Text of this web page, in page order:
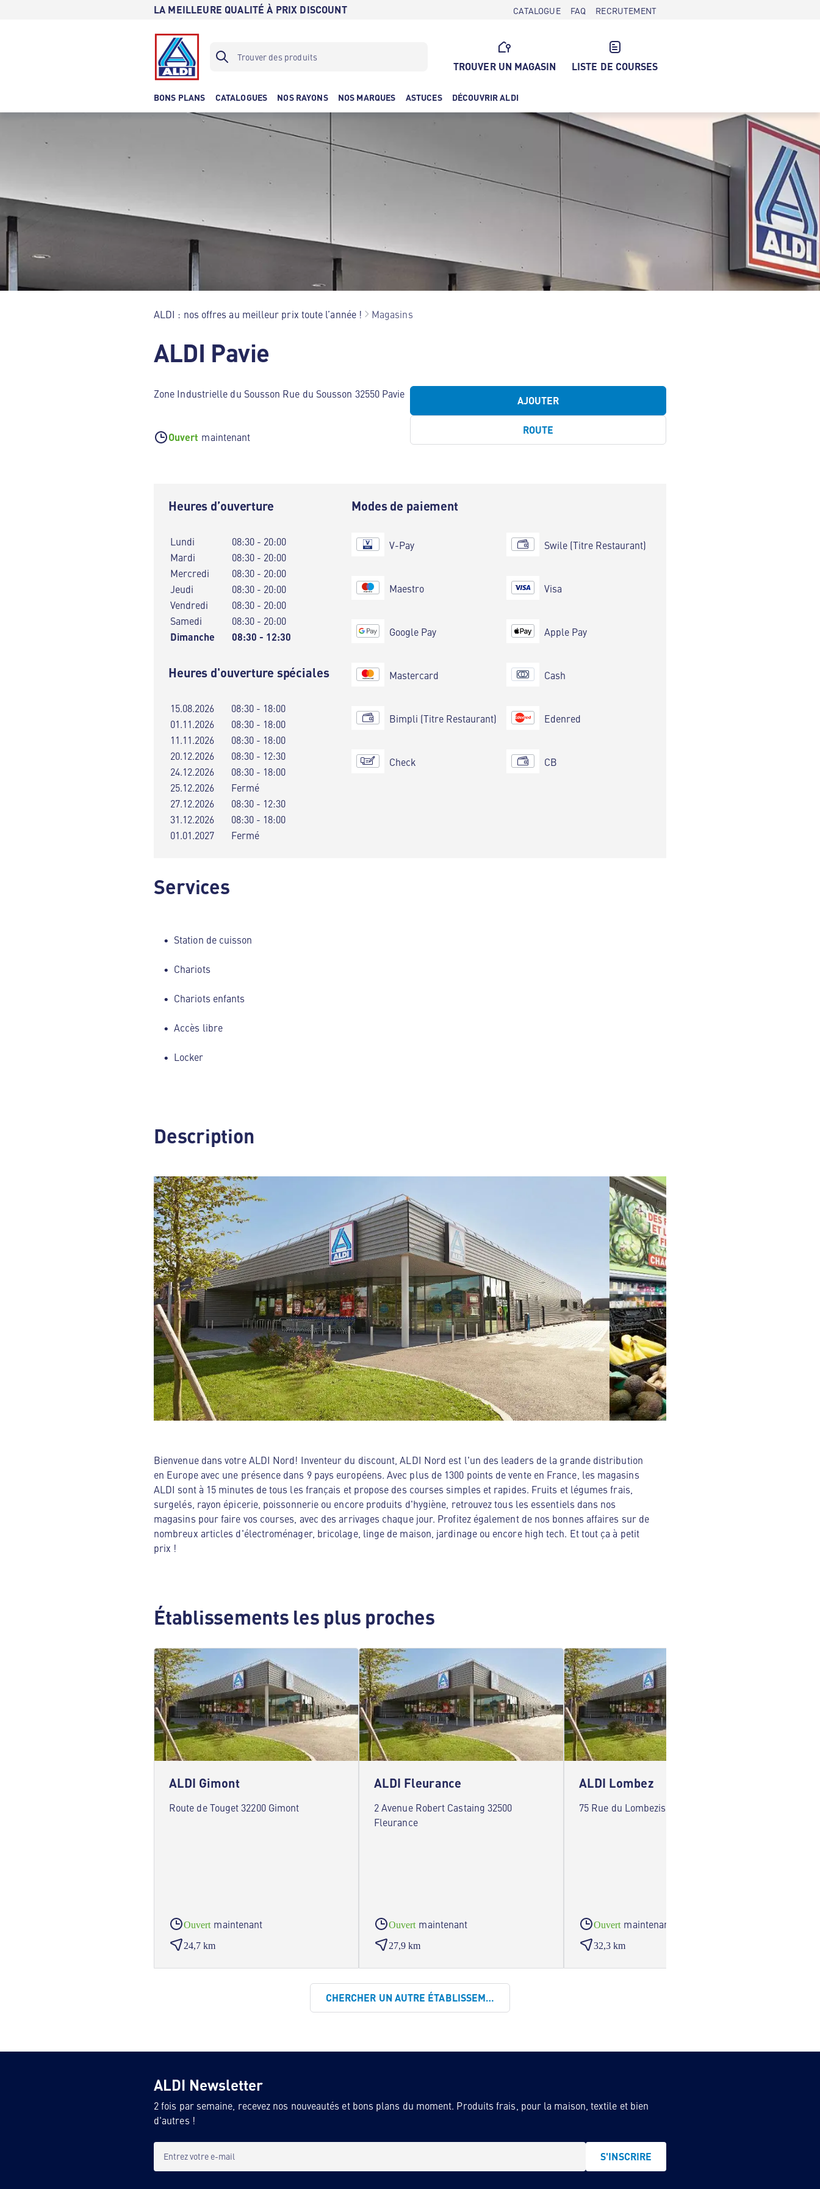
LA MEILLEURE QUALITÉ À PRIX DISCOUNT CATALOGUE FAQ RECRUTEMENT
TROUVER UN MAGASIN LISTE DE COURSES
BONS PLANS CATALOGUES NOS RAYONS NOS MARQUES ASTUCES DÉCOUVRIR ALDI
ALDI : nos offres au meilleur prix toute l’année ! Magasins
ALDI Pavie
Zone Industrielle du Sousson Rue du Sousson 32550 Pavie
Ouvert maintenant
AJOUTER
ROUTE
Heures d’ouverture
Lundi
08:30 - 20:00
Mardi
08:30 - 20:00
Mercredi
08:30 - 20:00
Jeudi
08:30 - 20:00
Vendredi
08:30 - 20:00
Samedi
08:30 - 20:00
Dimanche 08:30 - 12:30
Heures d'ouverture spéciales
15.08.2026
08:30 - 18:00
01.11.2026
08:30 - 18:00
11.11.2026
08:30 - 18:00
20.12.2026
08:30 - 12:30
24.12.2026
08:30 - 18:00
25.12.2026
Fermé
27.12.2026
08:30 - 12:30
31.12.2026
08:30 - 18:00
01.01.2027
Fermé
Modes de paiement
V-Pay
Maestro
Google Pay
Mastercard
Bimpli (Titre Restaurant)
Check
Swile (Titre Restaurant)
Visa
Apple Pay
Cash
Edenred
CB
Services
Station de cuisson
Chariots
Chariots enfants
Accès libre
Locker
Description
Bienvenue dans votre ALDI Nord! Inventeur du discount, ALDI Nord est l'un des leaders de la grande distribution
en Europe avec une présence dans 9 pays européens. Avec plus de 1300 points de vente en France, les magasins
ALDI sont à 15 minutes de tous les français et propose des courses simples et rapides. Fruits et légumes frais,
surgelés, rayon épicerie, poissonnerie ou encore produits d'hygiène, retrouvez tous les essentiels dans nos
magasins pour faire vos courses, avec des arrivages chaque jour. Profitez également de nos bonnes affaires sur de
nombreux articles d'électroménager, bricolage, linge de maison, jardinage ou encore high tech. Et tout ça à petit
prix !
Établissements les plus proches
ALDI Gimont
Route de Touget 32200 Gimont
Ouvert maintenant
24,7 km
ALDI Fleurance
2 Avenue Robert Castaing 32500
Fleurance
Ouvert maintenant
27,9 km
ALDI Lombez
75 Rue du Lombezis 32220 Lombez
Ouvert maintenant
32,3 km
CHERCHER UN AUTRE ÉTABLISSEMENT
ALDI Newsletter
2 fois par semaine, recevez nos nouveautés et bons plans du moment. Produits frais, pour la maison, textile et bien
d'autres !
Entrez votre e-mail S'INSCRIRE